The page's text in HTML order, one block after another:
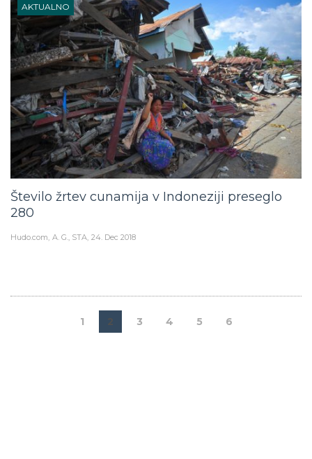
AKTUALNO
Število žrtev cunamija v Indoneziji preseglo
280
Hudo.com A. G., STA 24. Dec 2018
1 2 3 4 5 6